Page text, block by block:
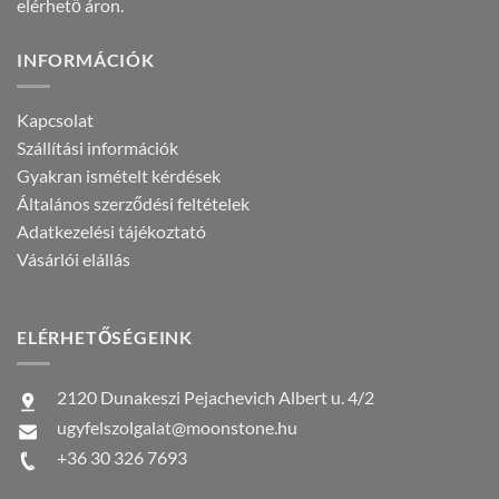
elérhető áron.
INFORMÁCIÓK
Kapcsolat
Szállítási információk
Gyakran ismételt kérdések
Általános szerződési feltételek
Adatkezelési tájékoztató
Vásárlói elállás
ELÉRHETŐSÉGEINK
2120 Dunakeszi Pejachevich Albert u. 4/2
ugyfelszolgalat@moonstone.hu
+36 30 326 7693